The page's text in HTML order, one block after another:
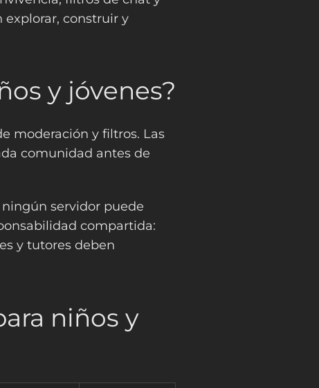
explorar, construir y
y jóvenes?
moderación y filtros. Las
comunidad antes de
servidor puede
compartida:
y tutores deben
niños y